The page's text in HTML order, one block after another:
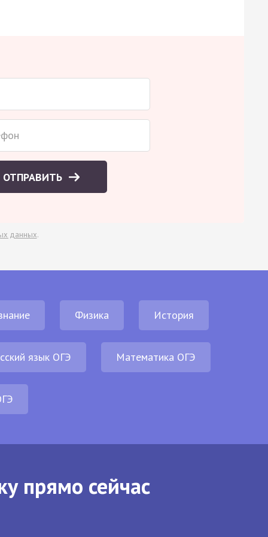
ОТПРАВИТЬ
данных.
Физика История
язык ОГЭ Математика ОГЭ
прямо сейчас